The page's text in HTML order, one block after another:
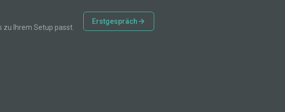
zu Ihrem Setup passt.
Erstgespräch